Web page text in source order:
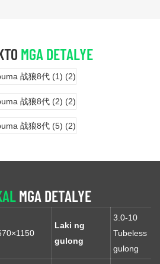
MGA DETALYE
MGA DETALYE
Laki ng
gulong
3.0-10
Tubeless
gulong